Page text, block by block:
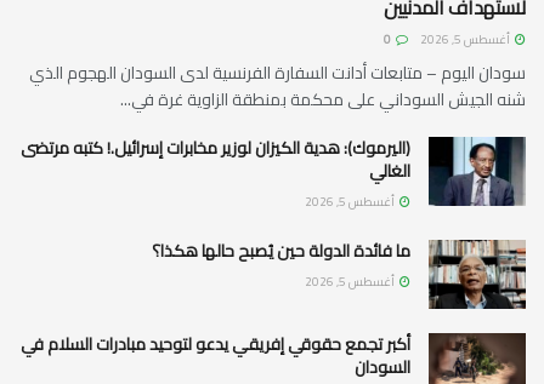
أغسطس 5, 2026
سودان اليوم – متابعات أدانت السفارة الفرنسية لدى السودان الهجوم الذي
شنه الجيش السوداني على محكمة بمنطقة الزاوية غرة في...
(اليرموك): هدية الكيزان لوزير مخابرات إسرائيل.! كتبه مرتضى
الغالي
أغسطس 5, 2026
ما فائدة الدولة حين يُصبح حالها هكذا؟
أغسطس 5, 2026
أكبر تجمع حقوقي إفريقي يدعو لتوحيد مبادرات السلام في
السودان